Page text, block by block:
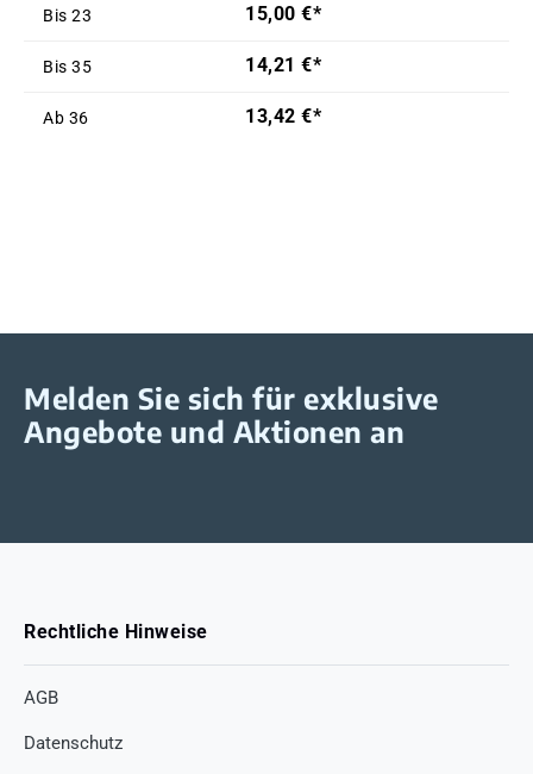
Bis 23 15,00 €*
Bis 35 14,21 €*
Ab 36 13,42 €*
Melden Sie sich für exklusive
Angebote und Aktionen an
Rechtliche Hinweise
AGB
Datenschutz